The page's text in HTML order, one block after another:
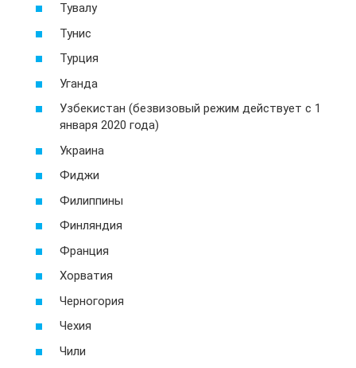
Тувалу
Тунис
Турция
Уганда
Узбекистан (безвизовый режим действует с 1
января 2020 года)
Украина
Фиджи
Филиппины
Финляндия
Франция
Хорватия
Черногория
Чехия
Чили